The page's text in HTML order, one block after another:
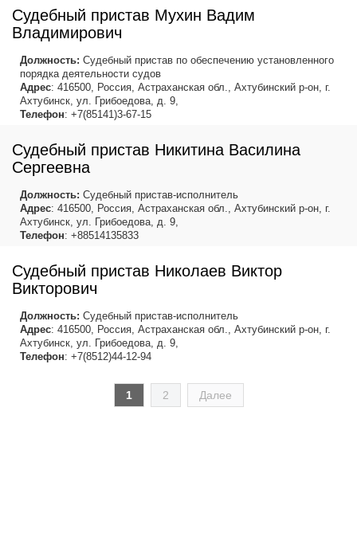
Судебный пристав Мухин Вадим
Владимирович
Должность: Судебный пристав по обеспечению установленного
порядка деятельности судов
Адрес: 416500, Россия, Астраханская обл., Ахтубинский р-он, г.
Ахтубинск, ул. Грибоедова, д. 9,
Телефон: +7(85141)3-67-15
Судебный пристав Никитина Василина
Сергеевна
Должность: Судебный пристав-исполнитель
Адрес: 416500, Россия, Астраханская обл., Ахтубинский р-он, г.
Ахтубинск, ул. Грибоедова, д. 9,
Телефон: +88514135833
Судебный пристав Николаев Виктор
Викторович
Должность: Судебный пристав-исполнитель
Адрес: 416500, Россия, Астраханская обл., Ахтубинский р-он, г.
Ахтубинск, ул. Грибоедова, д. 9,
Телефон: +7(8512)44-12-94
1 2 Далее